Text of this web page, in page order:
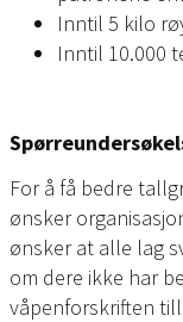
Inntil 5 kilo
Inntil 10.000
For å få bedre
ønsker
ønsker at alle lag
om dere ikke har
våpenforskriften